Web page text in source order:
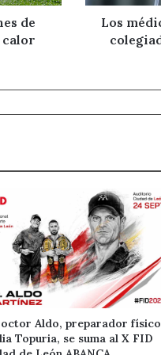
de
calor
en
redes
sociales
los
Los
Aldo, preparador físico
Topuria, se suma al X FID